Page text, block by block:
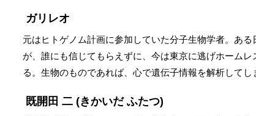
ガリレオ
元はヒトゲノム計画に参加していた分子生物学者。あ
が、誰にも信じてもらえずに、今は東京に逃げホーム
る。生物のものであれば、心で遺伝子情報を解析してし
既開田 二 (きかいだ ふたつ)